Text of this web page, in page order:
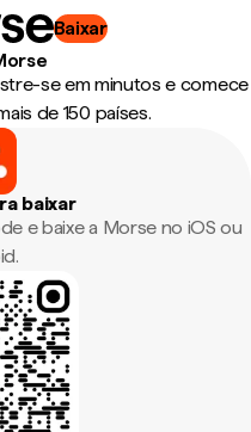
Baixar
se em minutos e comece
de 150 países.
baixar
e baixe a Morse no iOS ou